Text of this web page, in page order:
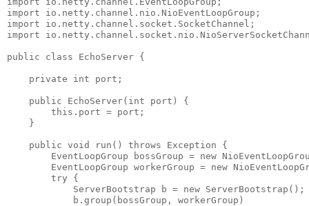
import io.netty.channel.nio.NioEventLoopGroup;
import io.netty.channel.socket.SocketChannel;
import
public class EchoServer {
    private int port;
    public EchoServer(int port) {
        this.port = port;
    }
    public void run() throws Exception {
EventLoopGroup bossGroup = new
EventLoopGroup workerGroup = new
        try {
ServerBootstrap b = new ServerBootstrap();
            b.group(bossGroup, workerGroup)